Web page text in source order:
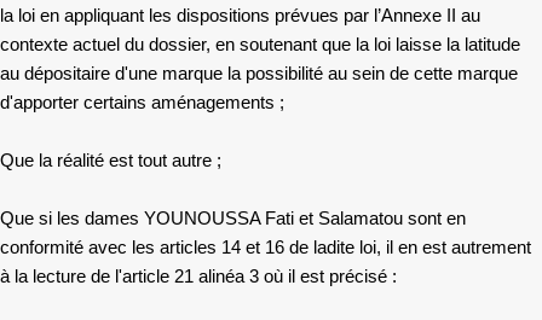
la loi en appliquant les dispositions prévues par l’Annexe II au
contexte actuel du dossier, en soutenant que la loi laisse la latitude
au dépositaire d'une marque la possibilité au sein de cette marque
d'apporter certains aménagements ;
Que la réalité est tout autre ;
Que si les dames YOUNOUSSA Fati et Salamatou sont en
conformité avec les articles 14 et 16 de ladite loi, il en est autrement
à la lecture de l'article 21 alinéa 3 où il est précisé :